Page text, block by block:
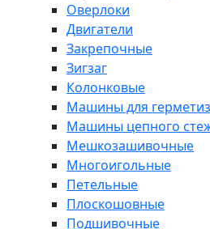
Оверлоки
Двигатели
Закрепочные
Зигзаг
Колонковые
Машины для
Машины цепного
Мешкозашивочные
Многоигольные
Петельные
Плоскошовные
Подшивочные